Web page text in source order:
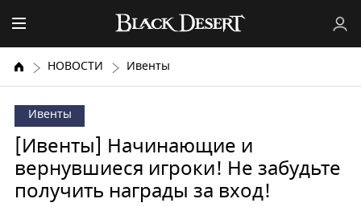
НОВОСТИ Ивенты
Ивенты
[Ивенты] Начинающие и
вернувшиеся игроки! Не забудьте
получить награды за вход!